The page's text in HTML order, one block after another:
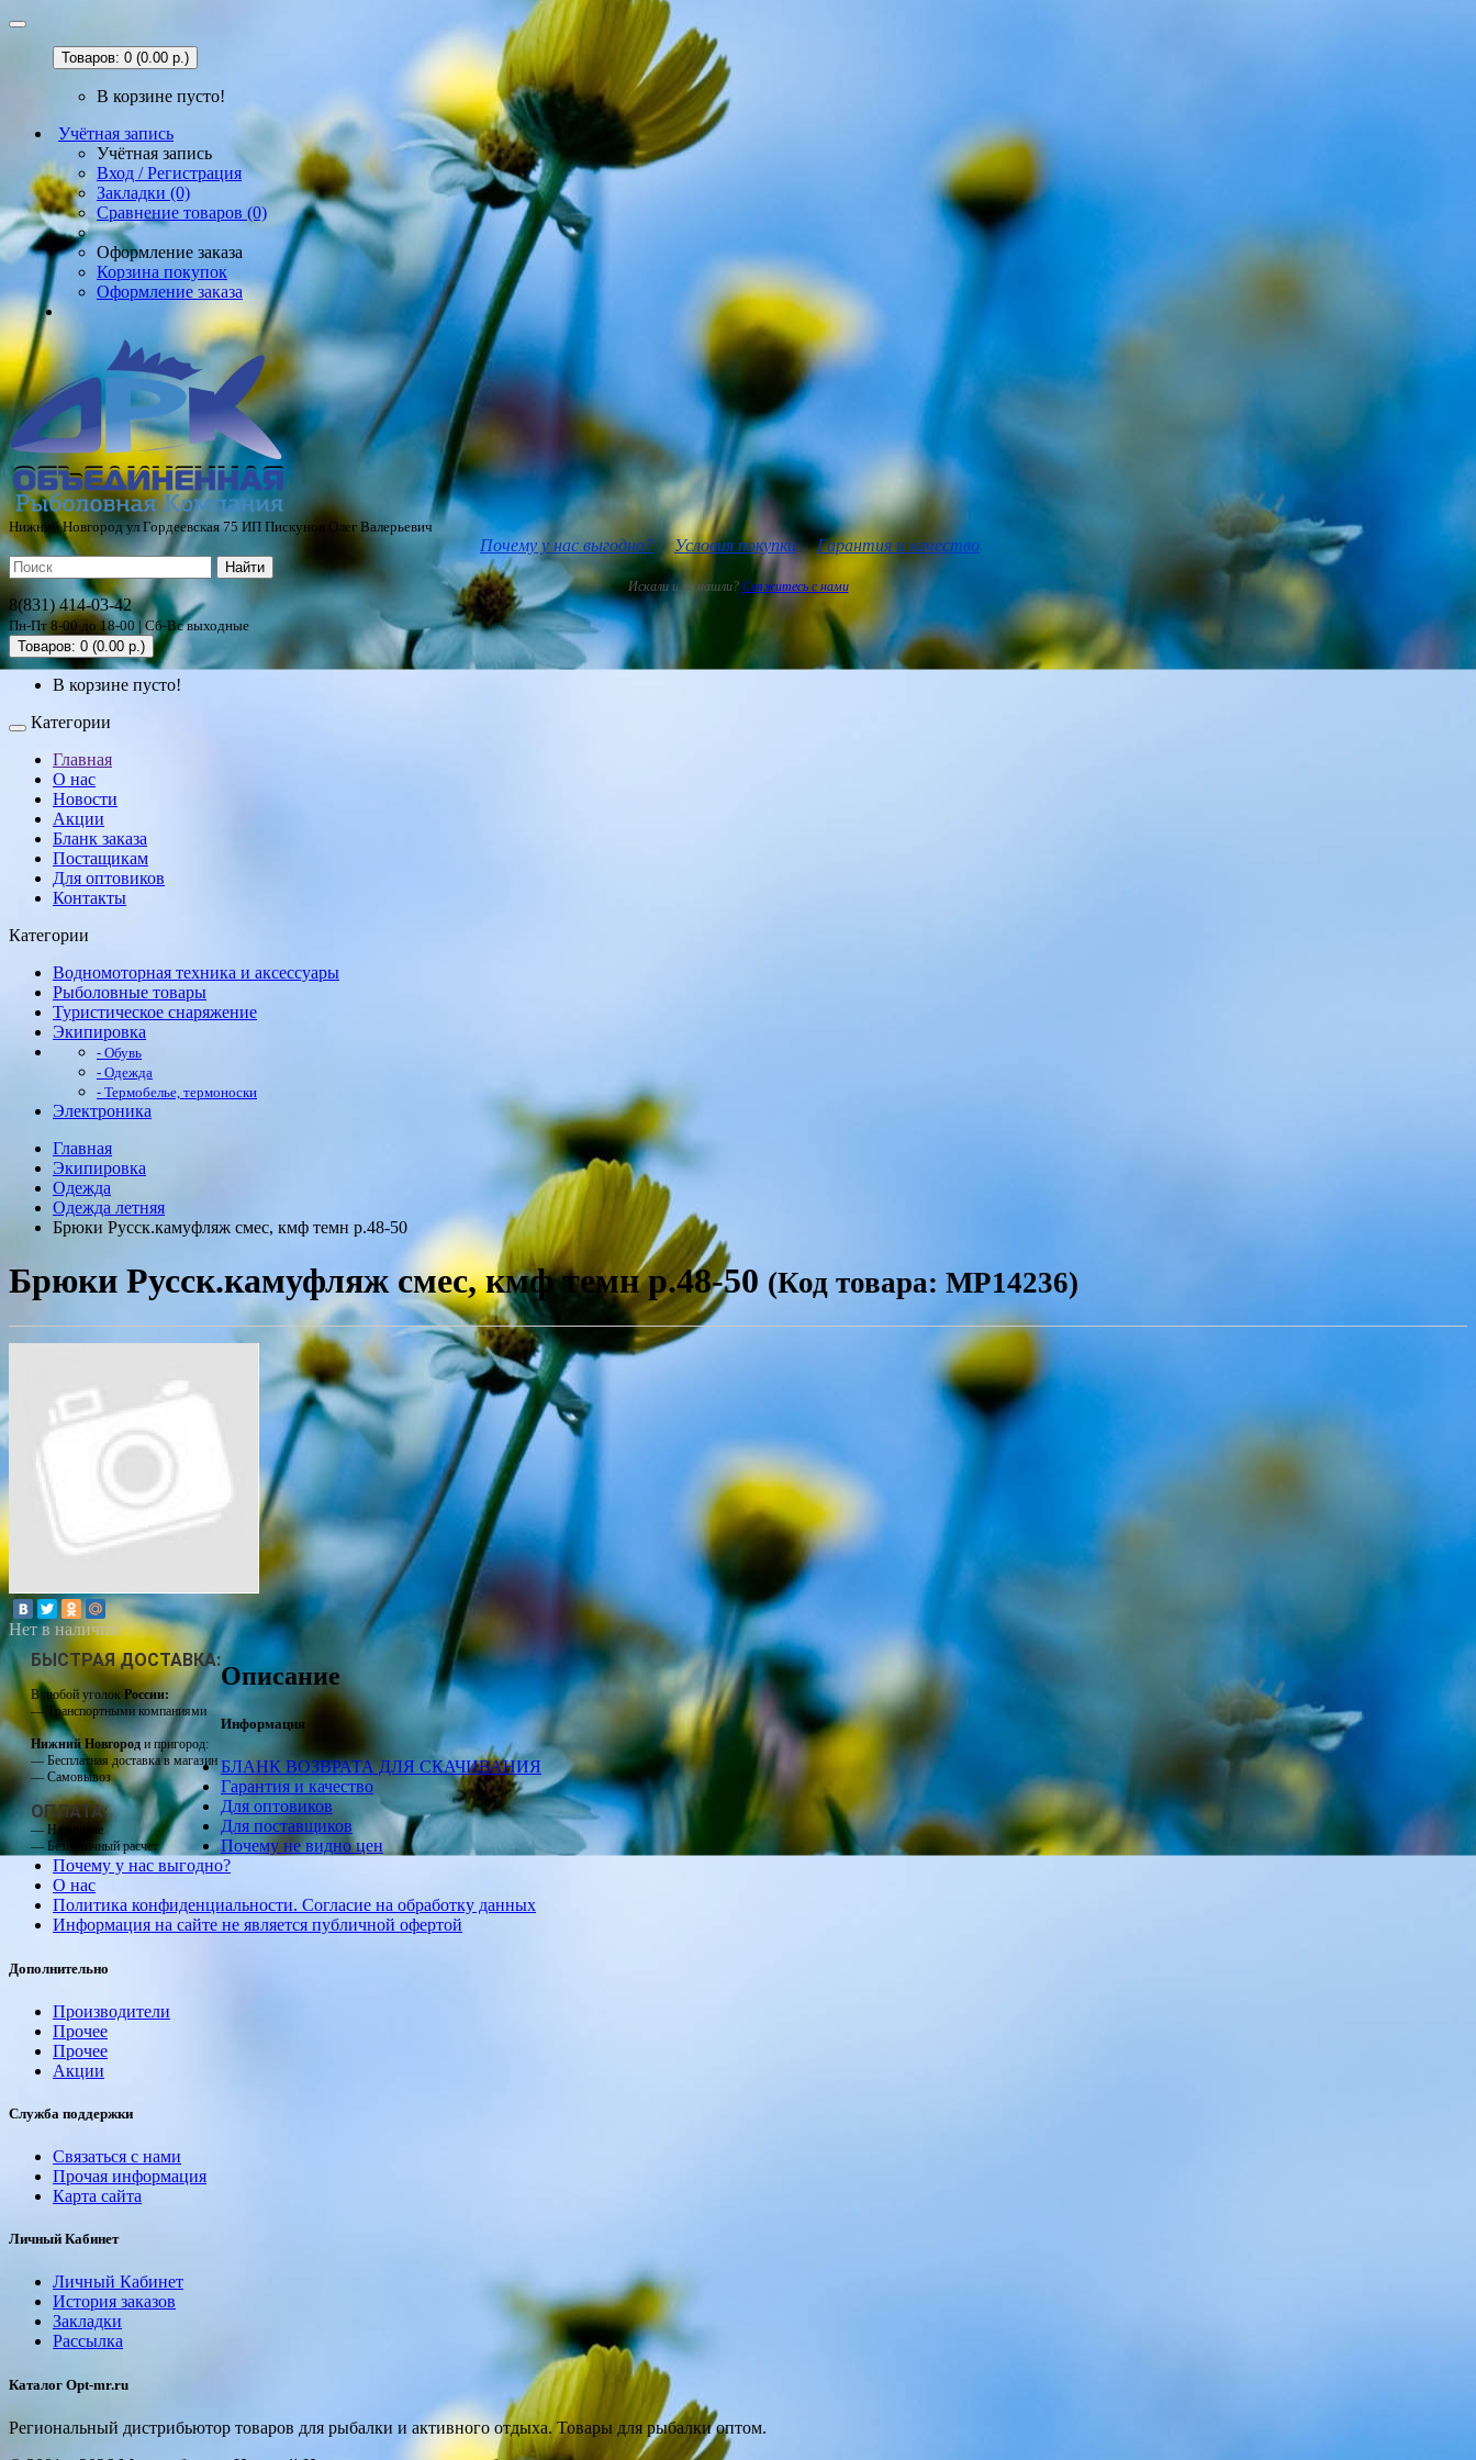
Товаров: 0 (0.00 р.)
В корзине пусто!
Учётная запись
Учётная запись
Вход / Регистрация
Закладки (0)
Сравнение товаров (0)
Оформление заказа
Корзина покупок
Оформление заказа
Нижний Новгород ул Гордеевская 75 ИП Пискунов Олег Валерьевич
Почему у нас выгодно? Условия покупки Гарантия и качество
Найти
Искали и не нашли? Свяжитесь с нами
8(831) 414-03-42
Пн-Пт 8-00 до 18-00 | Сб-Вс выходные
Товаров: 0 (0.00 р.)
В корзине пусто!
Категории
Главная
О нас
Новости
Акции
Бланк заказа
Постащикам
Для оптовиков
Контакты
Категории
Водномоторная техника и аксессуары
Рыболовные товары
Туристическое снаряжение
Экипировка
- Обувь
- Одежда
- Термобелье, термоноски
Электроника
Главная
Экипировка
Одежда
Одежда летняя
Брюки Русск.камуфляж смес, кмф темн р.48-50
Брюки Русск.камуфляж смес, кмф темн р.48-50 (Код товара: МР14236)
Нет в наличии
БЫСТРАЯ ДОСТАВКА:
В любой уголокРоссии:
— Транспортными компаниями
Нижний Новгород и пригород:
— Бесплатная доставка в магазин
— Самовывоз
ОПЛАТА:
— Наличные
— Безналичный расчет
Описание
Информация
БЛАНК ВОЗВРАТА ДЛЯ СКАЧИВАНИЯ
Гарантия и качество
Для оптовиков
Для поставщиков
Почему не видно цен
Почему у нас выгодно?
О нас
Политика конфиденциальности. Согласие на обработку данных
Информация на сайте не является публичной офертой
Дополнительно
Производители
Прочее
Прочее
Акции
Служба поддержки
Связаться с нами
Прочая информация
Карта сайта
Личный Кабинет
Личный Кабинет
История заказов
Закладки
Рассылка
Каталог Opt-mr.ru
Региональный дистрибьютор товаров для рыбалки и активного отдыха. Товары для рыбалки оптом.